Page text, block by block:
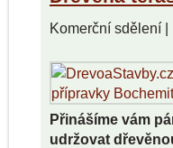
Komerční sdělení|
Přinášíme vám
udržovat